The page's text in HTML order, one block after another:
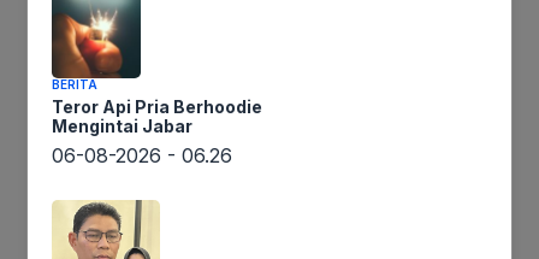
Lintaswarta.co.id – Setelah sukses menjadi tempat
BERITA
Teror Api Pria Berhoodie
Mengintai Jabar
06-08-2026 - 06.26